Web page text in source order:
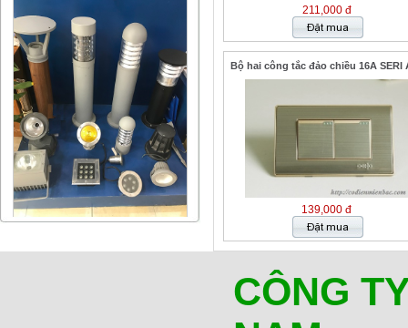
211,000 đ
Bộ hai công tắc đảo chiều 16A SERI
139,000 đ
CÔNG